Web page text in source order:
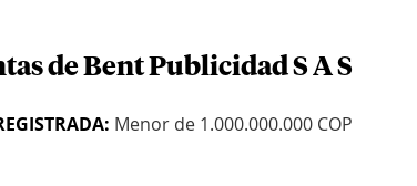
de Bent Publicidad S A S
Menor de 1.000.000.000 COP